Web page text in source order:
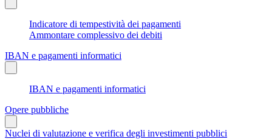
Indicatore di tempestività dei pagamenti
Ammontare complessivo dei debiti
IBAN e pagamenti informatici
IBAN e pagamenti informatici
Opere pubbliche
Nuclei di valutazione e verifica degli investimenti pubblici